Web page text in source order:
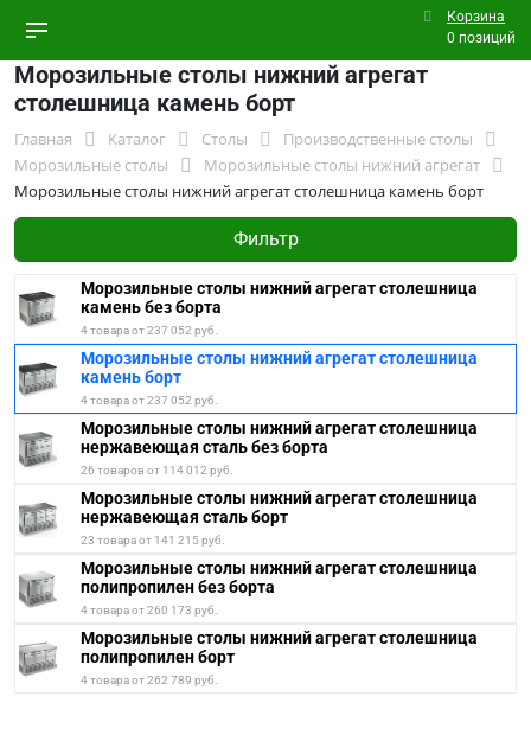
Корзина
0 позиций
Морозильные столы нижний агрегат
столешница камень борт
Главная Каталог Столы
Производственные столы
Морозильные столы
Морозильные столы нижний агрегат
Морозильные столы нижний агрегат столешница камень борт
Фильтр
Морозильные столы нижний агрегат столешница
камень без борта
4 товара от 237 052 руб.
Морозильные столы нижний агрегат столешница
камень борт
4 товара от 237 052 руб.
Морозильные столы нижний агрегат столешница
нержавеющая сталь без борта
26 товаров от 114 012 руб.
Морозильные столы нижний агрегат столешница
нержавеющая сталь борт
23 товара от 141 215 руб.
Морозильные столы нижний агрегат столешница
полипропилен без борта
4 товара от 260 173 руб.
Морозильные столы нижний агрегат столешница
полипропилен борт
4 товара от 262 789 руб.